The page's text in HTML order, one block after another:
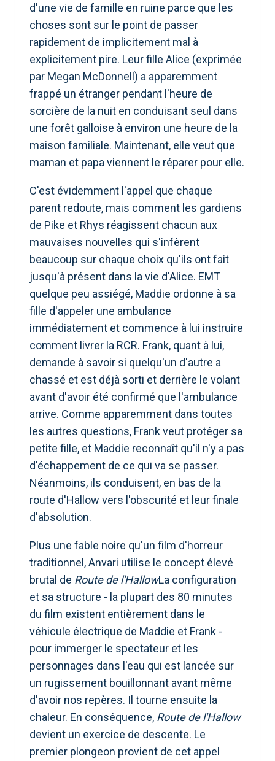
d'une vie de famille en ruine parce que les
choses sont sur le point de passer
rapidement de implicitement mal à
explicitement pire. Leur fille Alice (exprimée
par Megan McDonnell) a apparemment
frappé un étranger pendant l'heure de
sorcière de la nuit en conduisant seul dans
une forêt galloise à environ une heure de la
maison familiale. Maintenant, elle veut que
maman et papa viennent le réparer pour elle.
C'est évidemment l'appel que chaque
parent redoute, mais comment les gardiens
de Pike et Rhys réagissent chacun aux
mauvaises nouvelles qui s'infèrent
beaucoup sur chaque choix qu'ils ont fait
jusqu'à présent dans la vie d'Alice. EMT
quelque peu assiégé, Maddie ordonne à sa
fille d'appeler une ambulance
immédiatement et commence à lui instruire
comment livrer la RCR. Frank, quant à lui,
demande à savoir si quelqu'un d'autre a
chassé et est déjà sorti et derrière le volant
avant d'avoir été confirmé que l'ambulance
arrive. Comme apparemment dans toutes
les autres questions, Frank veut protéger sa
petite fille, et Maddie reconnaît qu'il n'y a pas
d'échappement de ce qui va se passer.
Néanmoins, ils conduisent, en bas de la
route d'Hallow vers l'obscurité et leur finale
d'absolution.
Plus une fable noire qu'un film d'horreur
traditionnel, Anvari utilise le concept élevé
brutal de Route de l'HallowLa configuration
et sa structure - la plupart des 80 minutes
du film existent entièrement dans le
véhicule électrique de Maddie et Frank -
pour immerger le spectateur et les
personnages dans l'eau qui est lancée sur
un rugissement bouillonnant avant même
d'avoir nos repères. Il tourne ensuite la
chaleur. En conséquence, Route de l'Hallow
devient un exercice de descente. Le
premier plongeon provient de cet appel